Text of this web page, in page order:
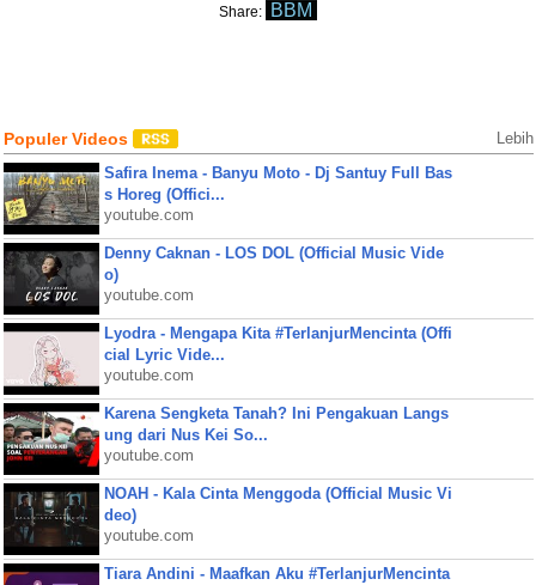
Share: BBM
Populer Videos Lebih
Safira Inema - Banyu Moto - Dj Santuy Full Bas
s Horeg (Offici...
youtube.com
Denny Caknan - LOS DOL (Official Music Vide
o)
youtube.com
Lyodra - Mengapa Kita #TerlanjurMencinta (Offi
cial Lyric Vide...
youtube.com
Karena Sengketa Tanah? Ini Pengakuan Langs
ung dari Nus Kei So...
youtube.com
NOAH - Kala Cinta Menggoda (Official Music Vi
deo)
youtube.com
Tiara Andini - Maafkan Aku #TerlanjurMencinta